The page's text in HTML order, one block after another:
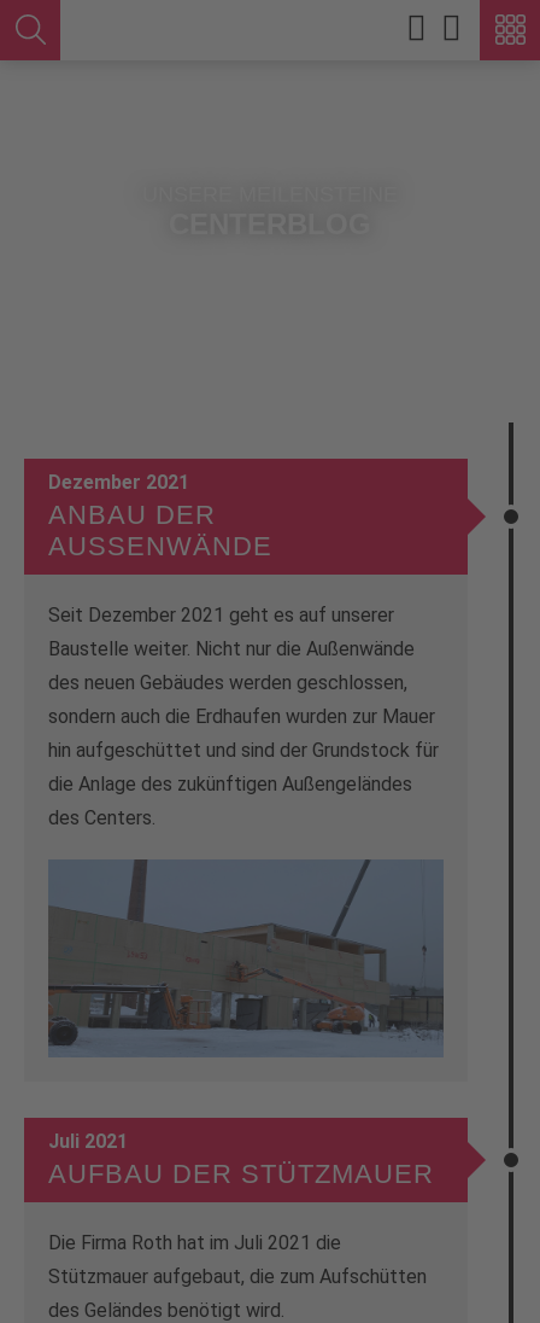
Dezember 2021
ANBAU DER
AUSSENWÄNDE
Seit Dezember 2021 geht es auf unserer
Baustelle weiter. Nicht nur die Außenwände
des neuen Gebäudes werden geschlossen,
sondern auch die Erdhaufen wurden zur Mauer
hin aufgeschüttet und sind der Grundstock für
die Anlage des zukünftigen Außengeländes
des Centers.
Juli 2021
AUFBAU DER STÜTZMAUER
Die Firma Roth hat im Juli 2021 die
Stützmauer aufgebaut, die zum Aufschütten
des Geländes benötigt wird.